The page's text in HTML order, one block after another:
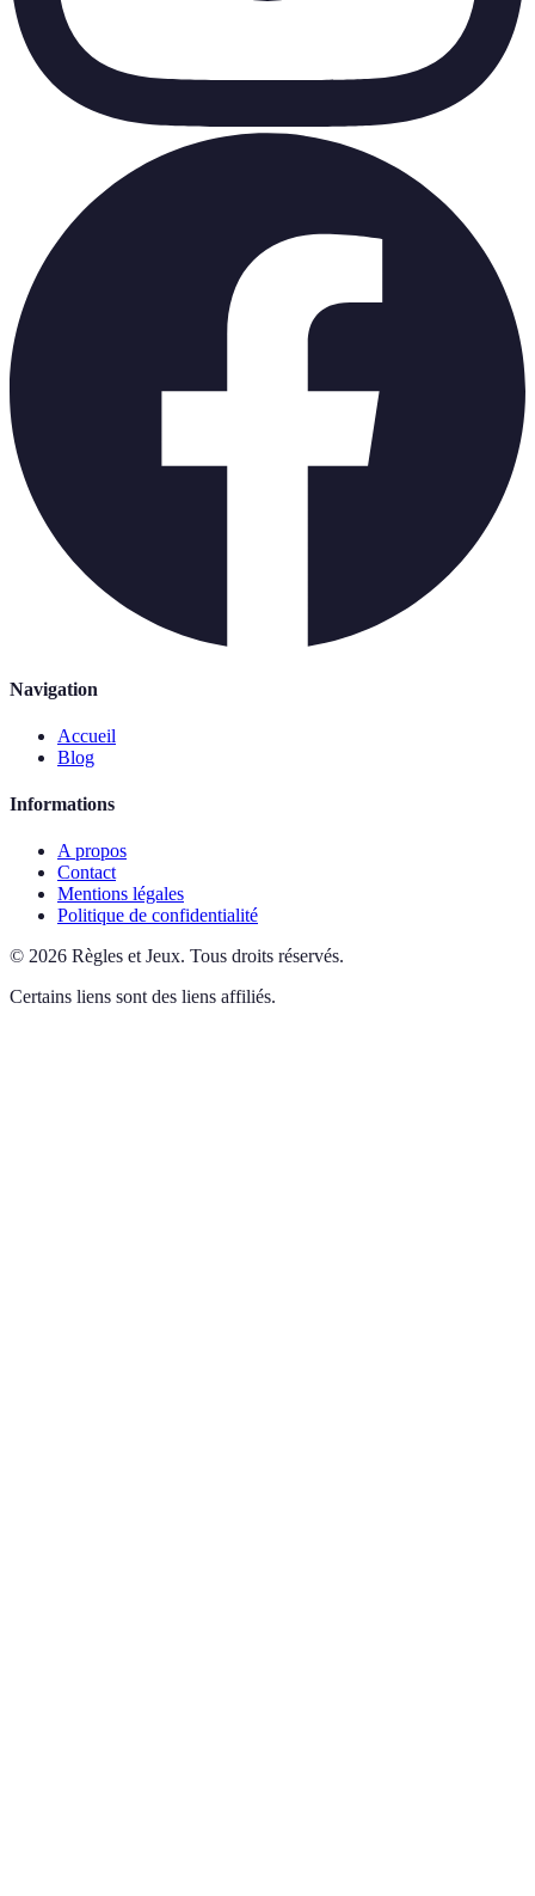
Navigation
Accueil
Blog
Informations
A propos
Contact
Mentions légales
Politique de confidentialité
© 2026 Règles et Jeux. Tous droits réservés.
Certains liens sont des liens affiliés.